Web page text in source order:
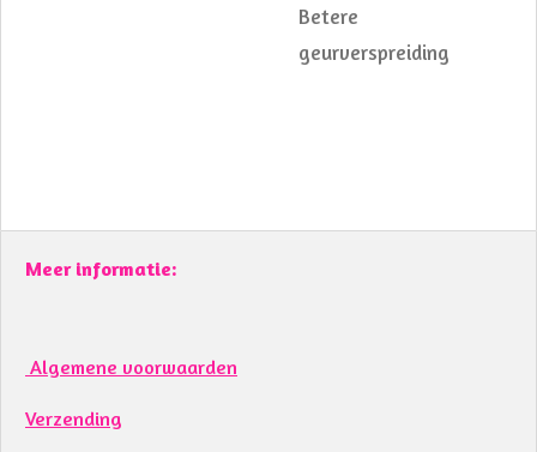
Betere
geurverspreiding
Meer informatie:
Algemene voorwaarden
Verzending